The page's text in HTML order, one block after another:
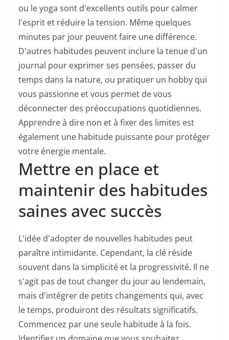
ou le yoga sont d'excellents outils pour calmer
l'esprit et réduire la tension. Même quelques
minutes par jour peuvent faire une différence.
D'autres habitudes peuvent inclure la tenue d'un
journal pour exprimer ses pensées, passer du
temps dans la nature, ou pratiquer un hobby qui
vous passionne et vous permet de vous
déconnecter des préoccupations quotidiennes.
Apprendre à dire non et à fixer des limites est
également une habitude puissante pour protéger
votre énergie mentale.
Mettre en place et
maintenir des habitudes
saines avec succès
L'idée d'adopter de nouvelles habitudes peut
paraître intimidante. Cependant, la clé réside
souvent dans la simplicité et la progressivité. Il ne
s'agit pas de tout changer du jour au lendemain,
mais d'intégrer de petits changements qui, avec
le temps, produiront des résultats significatifs.
Commencez par une seule habitude à la fois.